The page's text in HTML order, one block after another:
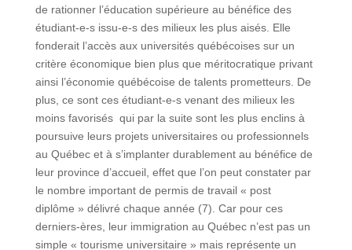
de rationner l’éducation supérieure au bénéfice des
étudiant-e-s issu-e-s des milieux les plus aisés. Elle
fonderait l’accès aux universités québécoises sur un
critère économique bien plus que méritocratique privant
ainsi l’économie québécoise de talents prometteurs. De
plus, ce sont ces étudiant-e-s venant des milieux les
moins favorisés qui par la suite sont les plus enclins à
poursuive leurs projets universitaires ou professionnels
au Québec et à s’implanter durablement au bénéfice de
leur province d’accueil, effet que l’on peut constater par
le nombre important de permis de travail « post
diplôme » délivré chaque année (7). Car pour ces
derniers-ères, leur immigration au Québec n’est pas un
simple « tourisme universitaire » mais représente un